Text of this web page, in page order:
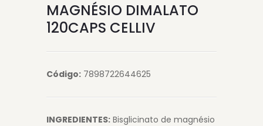
MAGNÉSIO DIMALATO
120CAPS CELLIV
Código: 7898722644625
INGREDIENTES: Bisglicinato de magnésio